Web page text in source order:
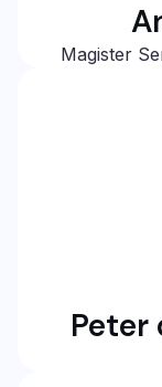
Magister
Peter